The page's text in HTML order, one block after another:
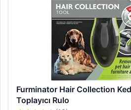
Furminator Hair Collection
Toplayıcı Rulo